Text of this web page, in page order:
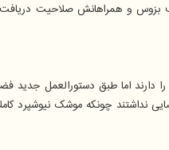
بزوس و همراهانش صلاحیت
ارتفاع حداقل ۵۰ مایل اوج بگیرند(۸۰ کیلومتر). بزوس و همراهانش این شرایط را
مارک، خانم والی فانک ۸۲ ساله و اولیور دیمن ۱۸ ساله نقشی در ایمنی این سفر فضایی